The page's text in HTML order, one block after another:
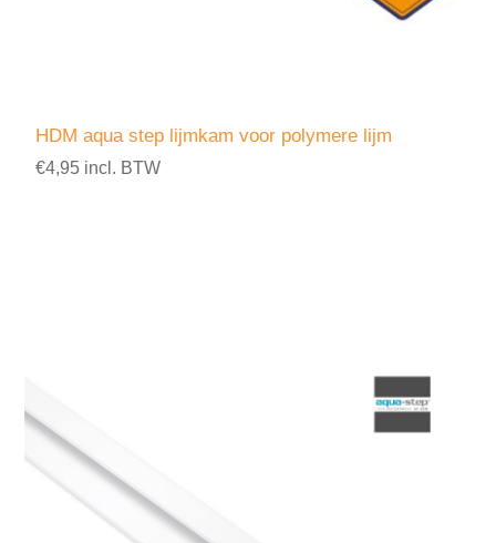
HDM aqua step lijmkam voor polymere lijm
€4,95 incl. BTW